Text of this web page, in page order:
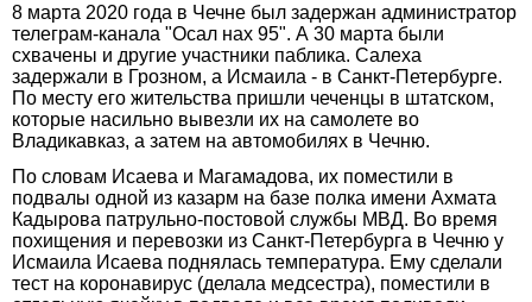
8 марта 2020 года в Чечне был задержан администратор
телеграм-канала "Осал нах 95". А 30 марта были
схвачены и другие участники паблика. Салеха
задержали в Грозном, а Исмаила - в Санкт-Петербурге.
По месту его жительства пришли чеченцы в штатском,
которые насильно вывезли их на самолете во
Владикавказ, а затем на автомобилях в Чечню.
По словам Исаева и Магамадова, их поместили в
подвалы одной из казарм на базе полка имени Ахмата
Кадырова патрульно-постовой службы МВД. Во время
похищения и перевозки из Санкт-Петербурга в Чечню у
Исмаила Исаева поднялась температура. Ему сделали
тест на коронавирус (делала медсестра), поместили в